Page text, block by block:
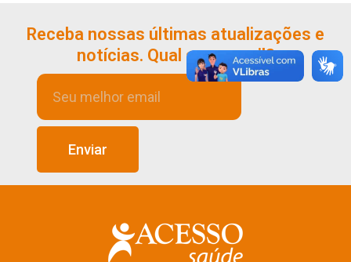
Receba nossas últimas atualizações e
notícias. Qual seu e-mail?
Enviar